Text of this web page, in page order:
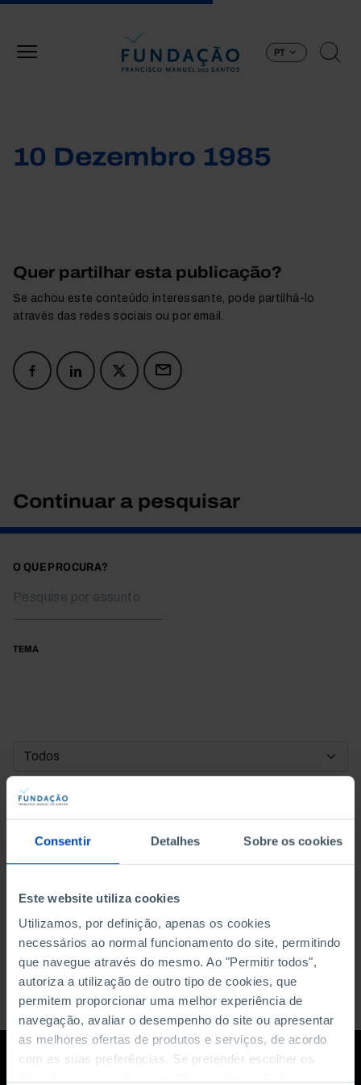
Consentir Detalhes Sobre os cookies
Este website utiliza cookies
Utilizamos, por definição, apenas os cookies
necessários ao normal funcionamento do site, permitindo
que navegue através do mesmo. Ao "Permitir todos",
autoriza a utilização de outro tipo de cookies, que
permitem proporcionar uma melhor experiência de
navegação, avaliar o desempenho do site ou apresentar
as melhores ofertas de produtos e serviços, de acordo
com as suas preferências. Se pretender escolher os
PT
10 Dezembro 1985
Quer partilhar esta publicação?
Se achou este conteúdo interessante, pode partilhá-lo
através das redes sociais ou por email.
Continuar a pesquisar
O QUE PROCURA?
TEMA
DATA DE INÍCIO
DATA DE FIM